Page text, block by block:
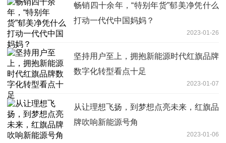
畅销四十余年，“特别年货”郁美净凭什么
打动一代代中国妈妈？
2023-01-26
坚持用户至上，拥抱新能源时代红旗品牌
数字化转型看点十足
2023-01-07
从让理想飞扬，到梦想点亮未来，红旗品
牌吹响新能源号角
2023-01-06